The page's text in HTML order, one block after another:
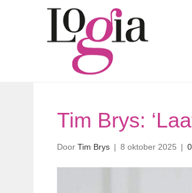
Tim Brys:
Door Tim Brys | 8 oktober 2025 | 0